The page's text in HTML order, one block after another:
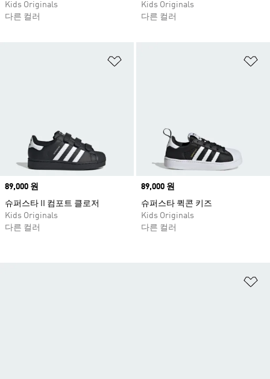
Kids Originals
다른 컬러
Kids Originals
다른 컬러
Price
89,000 원
슈퍼스타 II 컴포트 클로저
Kids Originals
다른 컬러
Price
89,000 원
슈퍼스타 퀵콘 키즈
Kids Originals
다른 컬러